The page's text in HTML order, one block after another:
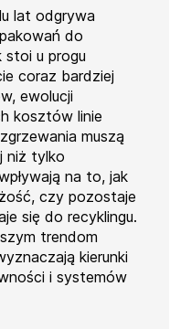
lat odgrywa
do
stoi u progu
coraz bardziej
ewolucji
kosztów linie
muszą
niż tylko
na to, jak
czy pozostaje
się do recyklingu.
trendom
kierunki
i systemów